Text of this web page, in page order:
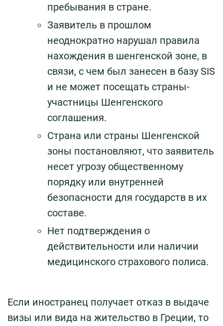
пребывания в стране.
Заявитель в прошлом
неоднократно нарушал правила
нахождения в шенгенской зоне, в
связи, с чем был занесен в базу SIS
и не может посещать страны-
участницы Шенгенского
соглашения.
Страна или страны Шенгенской
зоны постановляют, что заявитель
несет угрозу общественному
порядку или внутренней
безопасности для государств в их
составе.
Нет подтверждения о
действительности или наличии
медицинского страхового полиса.
Если иностранец получает отказ в выдаче
визы или вида на жительство в Греции, то